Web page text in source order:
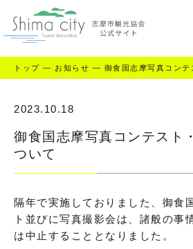
トップ — お知らせ — 御食国志摩写真コン
2023.10.18
御食国志摩写真コンテスト
ついて
隔年で実施しておりました、御食
ト並びに写真撮影会は、諸般の事
は中止することとなりました。